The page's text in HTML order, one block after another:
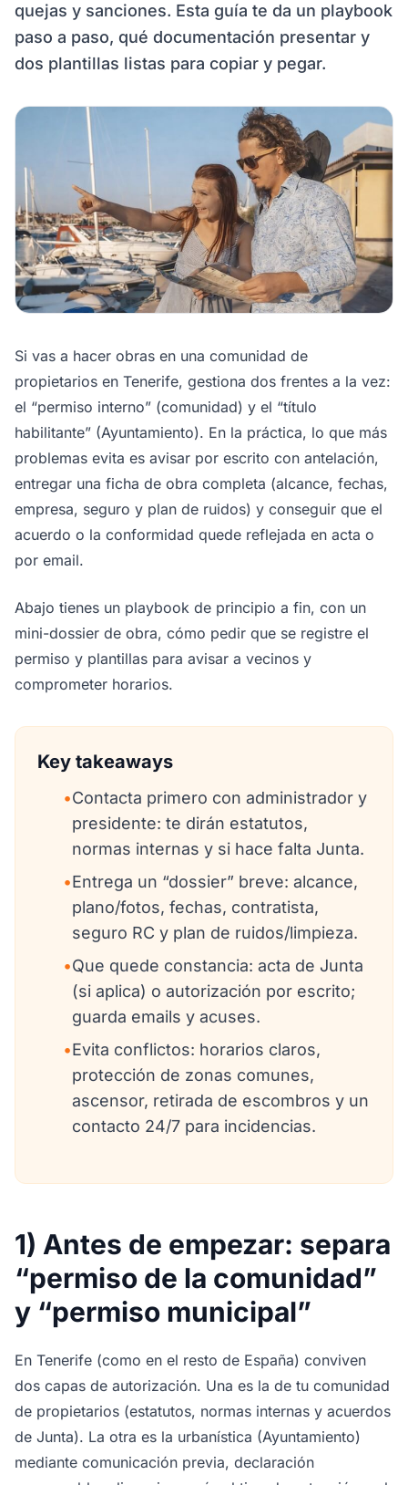
quejas y sanciones. Esta guía te da un playbook
paso a paso, qué documentación presentar y
dos plantillas listas para copiar y pegar.
Si vas a hacer obras en una comunidad de
propietarios en Tenerife, gestiona dos frentes a la vez:
el “permiso interno” (comunidad) y el “título
habilitante” (Ayuntamiento). En la práctica, lo que más
problemas evita es avisar por escrito con antelación,
entregar una ficha de obra completa (alcance, fechas,
empresa, seguro y plan de ruidos) y conseguir que el
acuerdo o la conformidad quede reflejada en acta o
por email.
Abajo tienes un playbook de principio a fin, con un
mini-dossier de obra, cómo pedir que se registre el
permiso y plantillas para avisar a vecinos y
comprometer horarios.
Key takeaways
•Contacta primero con administrador y
presidente: te dirán estatutos,
normas internas y si hace falta Junta.
•Entrega un “dossier” breve: alcance,
plano/fotos, fechas, contratista,
seguro RC y plan de ruidos/limpieza.
•Que quede constancia: acta de Junta
(si aplica) o autorización por escrito;
guarda emails y acuses.
•Evita conflictos: horarios claros,
protección de zonas comunes,
ascensor, retirada de escombros y un
contacto 24/7 para incidencias.
1) Antes de empezar: separa
“permiso de la comunidad”
y “permiso municipal”
En Tenerife (como en el resto de España) conviven
dos capas de autorización. Una es la de tu comunidad
de propietarios (estatutos, normas internas y acuerdos
de Junta). La otra es la urbanística (Ayuntamiento)
mediante comunicación previa, declaración